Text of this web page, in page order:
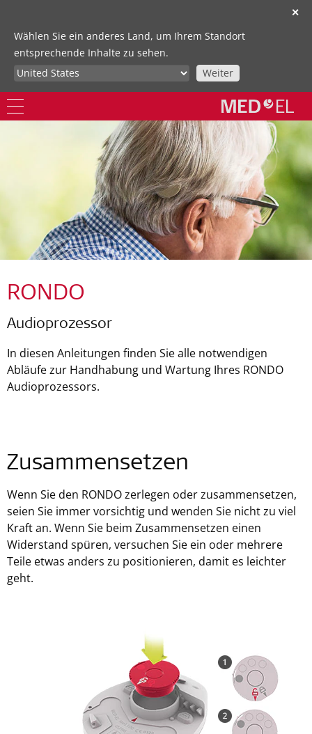
✕
Wählen Sie ein anderes Land, um Ihrem Standort
entsprechende Inhalte zu sehen.
Weiter
RONDO
Audioprozessor
In diesen Anleitungen finden Sie alle notwendigen
Abläufe zur Handhabung und Wartung Ihres RONDO
Audioprozessors.
Zusammensetzen
Wenn Sie den RONDO zerlegen oder zusammensetzen,
seien Sie immer vorsichtig und wenden Sie nicht zu viel
Kraft an. Wenn Sie beim Zusammensetzen einen
Widerstand spüren, versuchen Sie ein oder mehrere
Teile etwas anders zu positionieren, damit es leichter
geht.